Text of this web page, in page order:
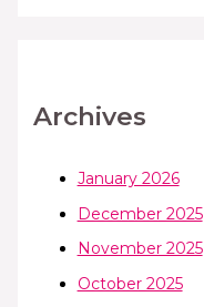
Archives
January 2026
December 2025
November 2025
October 2025